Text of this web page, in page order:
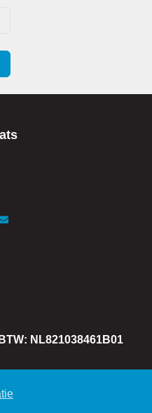
BTW: NL821038461B01